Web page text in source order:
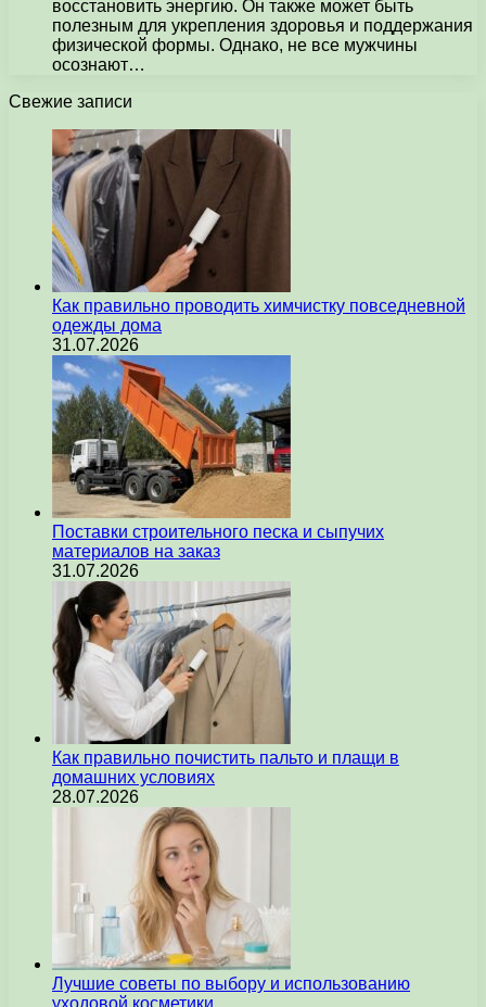
восстановить энергию. Он также может быть
полезным для укрепления здоровья и поддержания
физической формы. Однако, не все мужчины
осознают…
Свежие записи
Как правильно проводить химчистку повседневной
одежды дома
31.07.2026
Поставки строительного песка и сыпучих
материалов на заказ
31.07.2026
Как правильно почистить пальто и плащи в
домашних условиях
28.07.2026
Лучшие советы по выбору и использованию
уходовой косметики